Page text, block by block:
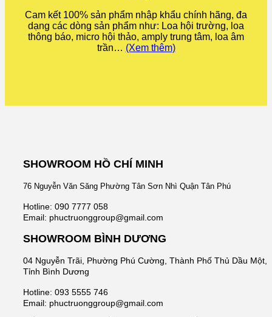
Cam kết 100% sản phẩm nhập khẩu chính hãng, đa
dạng các dòng sản phẩm như: Loa hội trường, loa
thông báo, micro hội thảo, amply trung tâm, loa âm
trần… (Xem thêm)
SHOWROOM HỒ CHÍ MINH
76 Nguyễn Văn Săng Phường Tân Sơn Nhì Quận Tân Phú
Hotline: 090 7777 058
Email: phuctruonggroup@gmail.com
SHOWROOM BÌNH DƯƠNG
04 Nguyễn Trãi, Phường Phú Cường, Thành Phố Thủ Dầu Một,
Tỉnh Bình Dương
Hotline: 093 5555 746
Email: phuctruonggroup@gmail.com